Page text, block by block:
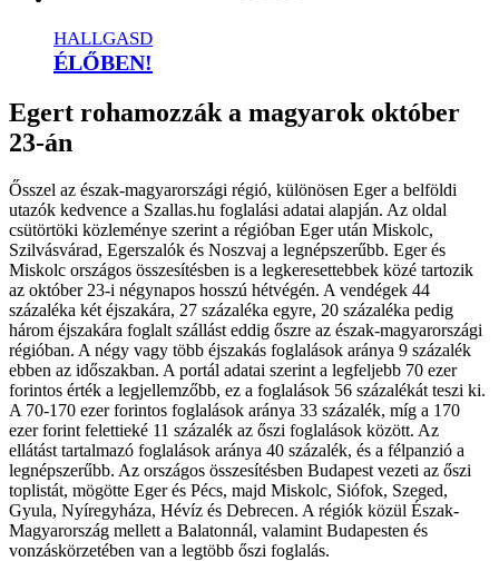
HALLGASD
ÉLŐBEN!
Egert rohamozzák a magyarok október
23-án
Ősszel az észak-magyarországi régió, különösen Eger a belföldi
utazók kedvence a Szallas.hu foglalási adatai alapján. Az oldal
csütörtöki közleménye szerint a régióban Eger után Miskolc,
Szilvásvárad, Egerszalók és Noszvaj a legnépszerűbb. Eger és
Miskolc országos összesítésben is a legkeresettebbek közé tartozik
az október 23-i négynapos hosszú hétvégén. A vendégek 44
százaléka két éjszakára, 27 százaléka egyre, 20 százaléka pedig
három éjszakára foglalt szállást eddig őszre az észak-magyarországi
régióban. A négy vagy több éjszakás foglalások aránya 9 százalék
ebben az időszakban. A portál adatai szerint a legfeljebb 70 ezer
forintos érték a legjellemzőbb, ez a foglalások 56 százalékát teszi ki.
A 70-170 ezer forintos foglalások aránya 33 százalék, míg a 170
ezer forint felettieké 11 százalék az őszi foglalások között. Az
ellátást tartalmazó foglalások aránya 40 százalék, és a félpanzió a
legnépszerűbb. Az országos összesítésben Budapest vezeti az őszi
toplistát, mögötte Eger és Pécs, majd Miskolc, Siófok, Szeged,
Gyula, Nyíregyháza, Hévíz és Debrecen. A régiók közül Észak-
Magyarország mellett a Balatonnál, valamint Budapesten és
vonzáskörzetében van a legtöbb őszi foglalás.